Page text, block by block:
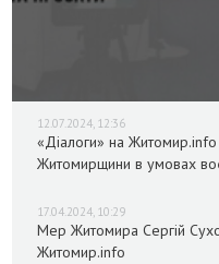
12.07.2024, 12:36
«Діалоги» на Житомир.info
Житомирщини в умовах
17.04.2024, 10:29
Мер Житомира Сергій
Житомир.info